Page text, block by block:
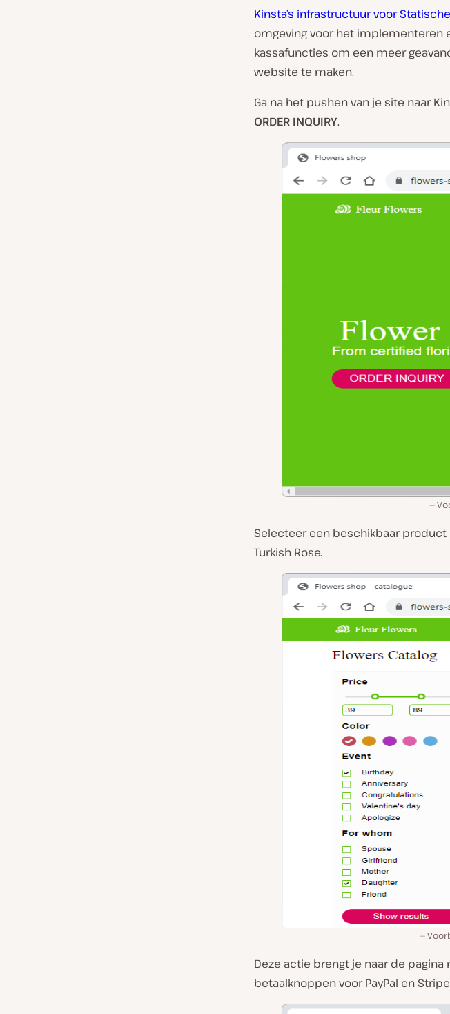
Kinsta’s infrastructuur voor
omgeving voor het implementeren
kassafuncties om een meer
website te maken.
Ga na het pushen van je site naar
ORDER INQUIRY.
Selecteer een beschikbaar product
Turkish Rose.
Deze actie brengt je naar de
betaalknoppen voor PayPal en